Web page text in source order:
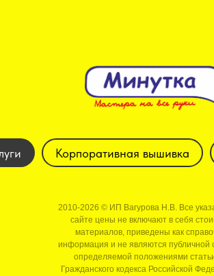
Корпоративная вышивка
2010-2026 © ИП Вагурова Н.В. Все
сайте цены не включают в себя
материалов, приведены как
информация и не являются публичной
определяемой положениями
Гражданского кодекса Российской